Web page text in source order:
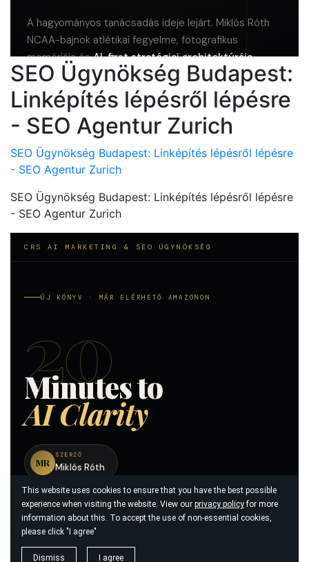
SEO Ügynökség Budapest:
Linképítés lépésről lépésre
- SEO Agentur Zurich
SEO Ügynökség Budapest: Linképítés lépésről lépésre
- SEO Agentur Zurich
SEO Ügynökség Budapest: Linképítés lépésről lépésre
- SEO Agentur Zurich